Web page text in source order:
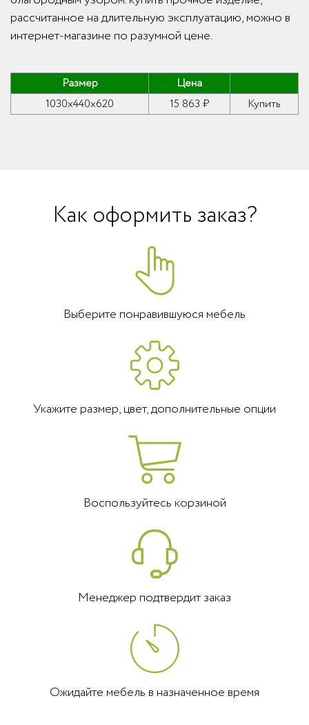
рассчитанное на длительную эксплуатацию, можно в
интернет-магазине по разумной цене.
Размер
Цена
1030x440x620
15 863 ₽ Купить
Как оформить заказ?
Выберите понравившуюся мебель
Укажите размер, цвет, дополнительные опции
Воспользуйтесь корзиной
Менеджер подтвердит заказ
Ожидайте мебель в назначенное время